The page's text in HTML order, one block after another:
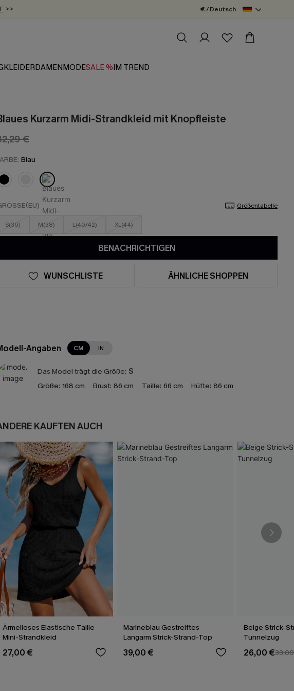
>>
€ / Deutsch
KLEIDERDAMENMODESALE %IM TREND
Kurzarm Midi-Strandkleid mit Knopfleiste
€
Blau
Größentabelle
S(36) M(38) L(40/42) XL(44)
BENACHRICHTIGEN
WUNSCHLISTE ÄHNLICHE SHOPPEN
Angaben CM IN
Das Model trägt die Größe: S
Größe: 168 cm Brust: 86 cm Taille: 66 cm Hüfte: 86 cm
KAUFTEN AUCH
Ärmelloses Elastische Taille
Mini-Strandkleid
27,00 €
Marineblau Gestreiftes
Langarm Strick-Strand-Top
39,00 €
Beige Strick-
Tunnelzug
26,00 €